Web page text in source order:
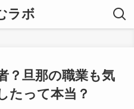
ラボ
？旦那の職業も気
たって本当？